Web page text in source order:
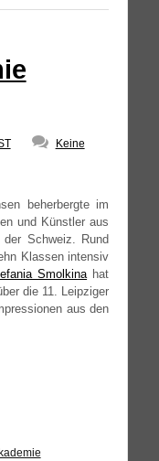
Keine
beher­berg­te im
und Künst­ler aus
Schweiz. Rund
Klas­sen inten­siv
Smol­ki­na hat
die 11. Leip­zi­ger
aus den